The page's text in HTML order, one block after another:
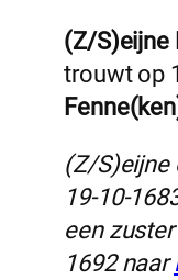
(Z/S)eijne
trouwt op
(Z/S)eijne
19-10-
een
1692 naar